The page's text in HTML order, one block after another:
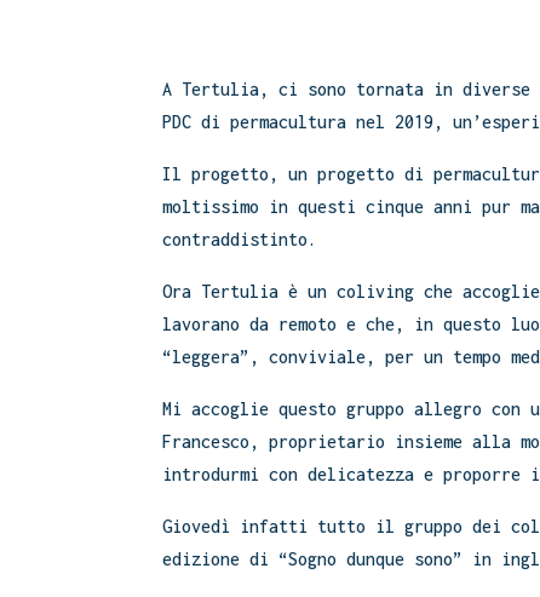
A Tertulia, ci sono tornata in diverse
PDC di permacultura nel 2019,
Il progetto, un progetto di
moltissimo in questi cinque anni pur
contraddistinto.
Ora Tertulia è un coliving che
lavorano da remoto e che, in questo
“leggera”, conviviale, per un tempo
Mi accoglie questo gruppo allegro con
Francesco, proprietario insieme alla
introdurmi con delicatezza e proporre
Giovedì infatti tutto il gruppo dei
edizione di “Sogno dunque sono” in